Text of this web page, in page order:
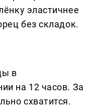
эластичнее
без складок.
в
на 12 часов. За
схватится.